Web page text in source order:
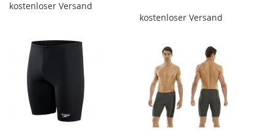
kostenloser Versand
kostenloser Versand